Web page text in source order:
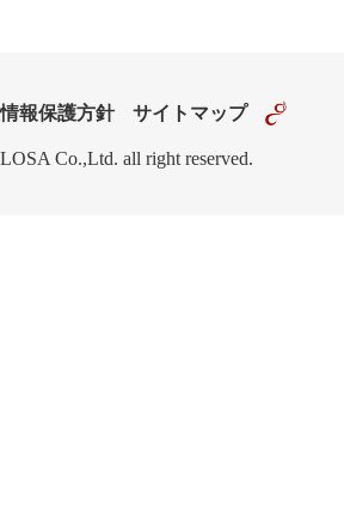
報保護方針 サイトマップ
Co.,Ltd. all right reserved.